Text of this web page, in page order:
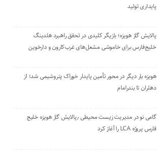
پایداری تولید
پالایش گاز هویزه؛ بازیگر کلیدی در تحقق راهبرد هلدینگ
خلیج‌فارس برای خاموشی مشعل‌های غرب‌کارون و دارخوین
هویزه بار دیگر در محور تأمین پایدار خوراک پتروشیمی شد؛ از
دهلران تا بندرامام
گامی نو در مدیریت زیست ‌محیطی ٫پالایش گاز هویزه خلیج
‌فارس پروژه LCA را آغاز کرد